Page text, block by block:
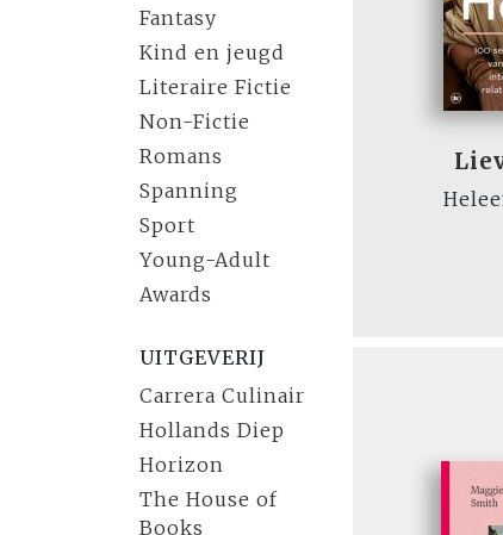
Fantasy
Kind en jeugd
Literaire Fictie
Non-Fictie
Romans
Spanning
Sport
Young-Adult
Awards
UITGEVERIJ
Carrera Culinair
Hollands Diep
Horizon
The House of
Books